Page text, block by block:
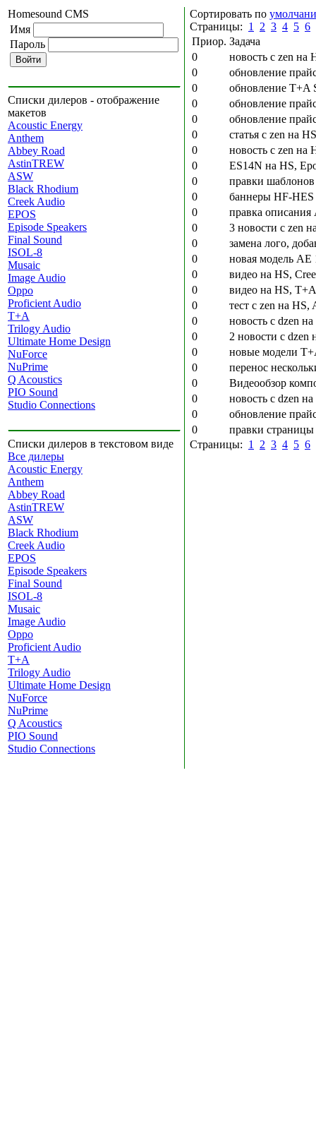
Homesound CMS
Имя
Пароль
Списки дилеров - отображение
макетов
Acoustic Energy
Anthem
Abbey Road
AstinTREW
ASW
Black Rhodium
Creek Audio
EPOS
Episode Speakers
Final Sound
ISOL-8
Musaic
Image Audio
Oppo
Proficient Audio
T+A
Trilogy Audio
Ultimate Home Design
NuForce
NuPrime
Q Acoustics
PIO Sound
Studio Connections
Списки дилеров в текстовом виде
Все дилеры
Acoustic Energy
Anthem
Abbey Road
AstinTREW
ASW
Black Rhodium
Creek Audio
EPOS
Episode Speakers
Final Sound
ISOL-8
Musaic
Image Audio
Oppo
Proficient Audio
T+A
Trilogy Audio
Ultimate Home Design
NuForce
NuPrime
Q Acoustics
PIO Sound
Studio Connections
Сортировать по
Страницы: 1 2 3 4 5 6
Приор. Задача
0
новость с zen
0
обновление
0
обновление T+A
0
обновление
0
обновление
0
статья с zen на
0
новость с zen
0
ES14N на HS,
0
правки
0
баннеры HF-HES
0
правка описания
0
3 новости с zen
0
замена лого,
0
новая модель AE
0
видео на HS,
0
видео на HS,
0
тест с zen на
0
новость с dzen
0
2 новости с dzen
0
новые модели
0
перенос
0
Видеообзор
0
новость с dzen
0
обновление
0
правки
Страницы: 1 2 3 4 5 6